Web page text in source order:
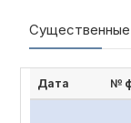
Дата №